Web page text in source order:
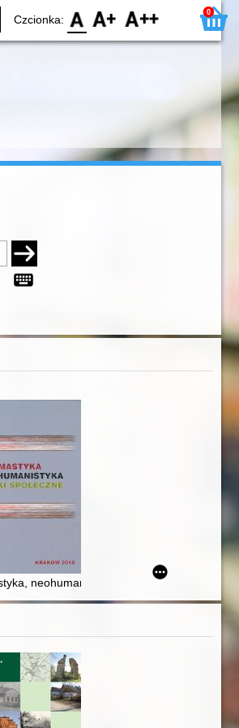
Czcionka: F0 F1 F2 0
= Katalog łacińskich rękopisów
Gdańsk-Prusy Zachodnie 1939-1942
neohumanistyka, nauki społeczne